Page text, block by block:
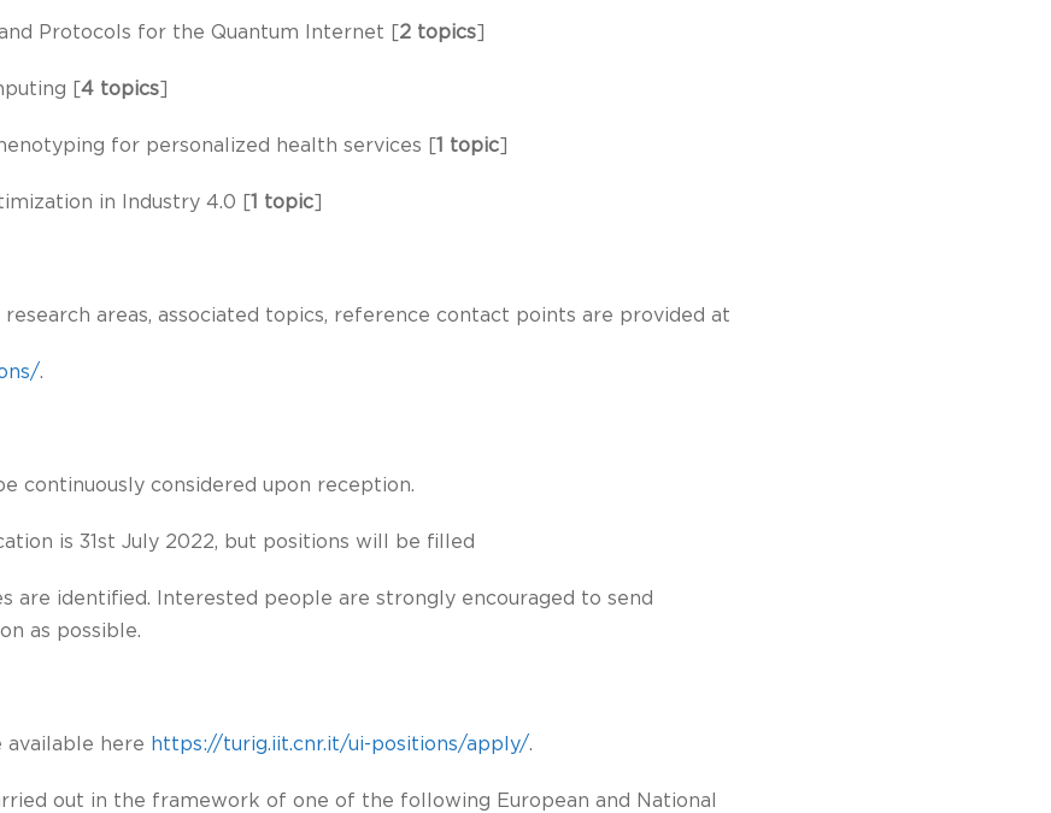
Protocols for the Quantum Internet [2 topics]
[4 topics]
for personalized health services [1 topic]
in Industry 4.0 [1 topic]
areas, associated topics, reference contact points are provided at
.
continuously considered upon reception.
is 31st July 2022, but positions will be filled
are identified. Interested people are strongly encouraged to send
as possible.
available here https://turig.iit.cnr.it/ui-positions/apply/.
out in the framework of one of the following European and National